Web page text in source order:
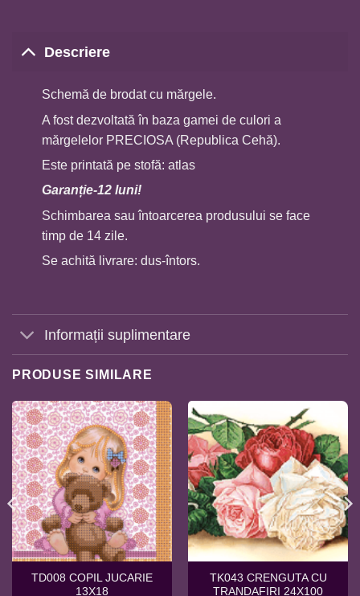
Descriere
Schemă de brodat cu mărgele.
A fost dezvoltată în baza gamei de culori a
mărgelelor PRECIOSA (Republica Cehă).
Este printată pe stofă: atlas
Garanție-12 luni!
Schimbarea sau întoarcerea produsului se face
timp de 14 zile.
Se achită livrare: dus-întors.
Informații suplimentare
PRODUSE SIMILARE
TD008 COPIL JUCARIE
13X18
TK043 CRENGUTA CU
TRANDAFIRI 24X100